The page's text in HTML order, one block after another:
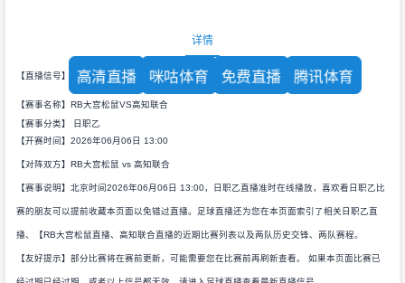
详情
【直播信号】 高清直播 咪咕体育 免费直播 腾讯体育
【赛事名称】RB大宫松鼠VS高知联合
【赛事分类】
日职乙
【开赛时间】2026年06月06日 13:00
【对阵双方】RB大宫松鼠 vs 高知联合
【赛事说明】北京时间2026年06月06日 13:00，日职乙直播准时在线播放，喜欢看日职乙比
赛的朋友可以提前收藏本页面以免错过直播。足球直播还为您在本页面索引了相关日职乙直
播、【RB大宫松鼠直播、高知联合直播的近期比赛列表以及两队历史交锋、两队赛程。
【友好提示】部分比赛将在赛前更新，可能需要您在比赛前再刷新查看。 如果本页面比赛已